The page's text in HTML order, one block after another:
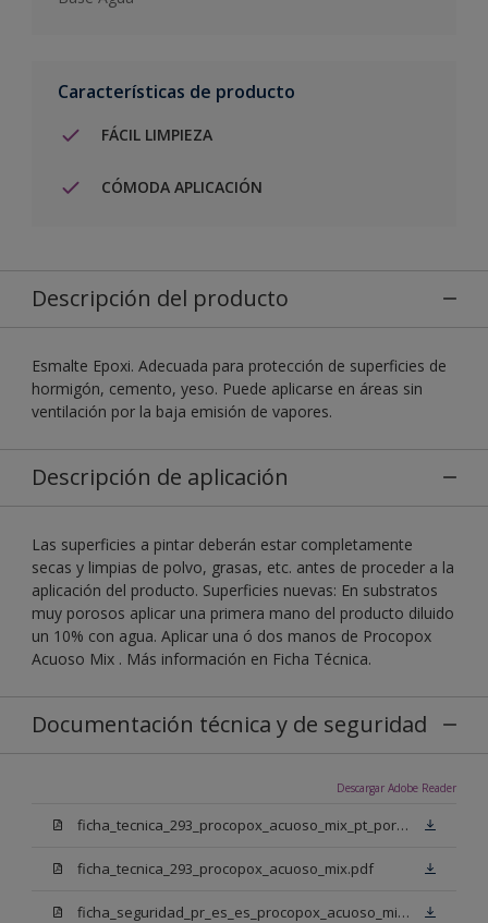
Características de producto
FÁCIL LIMPIEZA
CÓMODA APLICACIÓN
Descripción del producto
Esmalte Epoxi. Adecuada para protección de superficies de
hormigón, cemento, yeso. Puede aplicarse en áreas sin
ventilación por la baja emisión de vapores.
Descripción de aplicación
Las superficies a pintar deberán estar completamente
secas y limpias de polvo, grasas, etc. antes de proceder a la
aplicación del producto. Superficies nuevas: En substratos
muy porosos aplicar una primera mano del producto diluido
un 10% con agua. Aplicar una ó dos manos de Procopox
Acuoso Mix . Más información en Ficha Técnica.
Documentación técnica y de seguridad
Descargar Adobe Reader
ficha_tecnica_293_procopox_acuoso_mix_pt_portugal.pdf
ficha_tecnica_293_procopox_acuoso_mix.pdf
ficha_seguridad_pr_es_es_procopox_acuoso_mix_bb.pdf